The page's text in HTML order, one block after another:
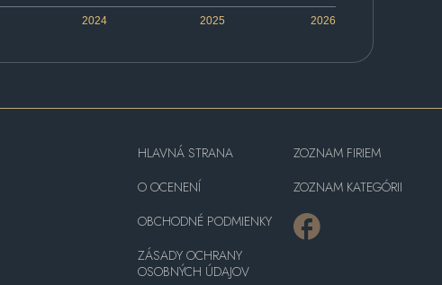
2024 2025 2026
HLAVNÁ STRANA
O OCENENÍ
OBCHODNÉ PODMIENKY
ZÁSADY OCHRANY
OSOBNÝCH ÚDAJOV
ZOZNAM FIRIEM
ZOZNAM KATEGÓRII